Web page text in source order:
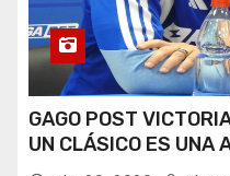
GAGO POST
UN CLÁSICO ES UNA